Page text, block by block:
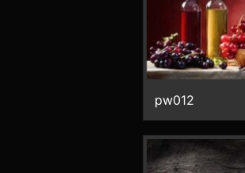
pw012